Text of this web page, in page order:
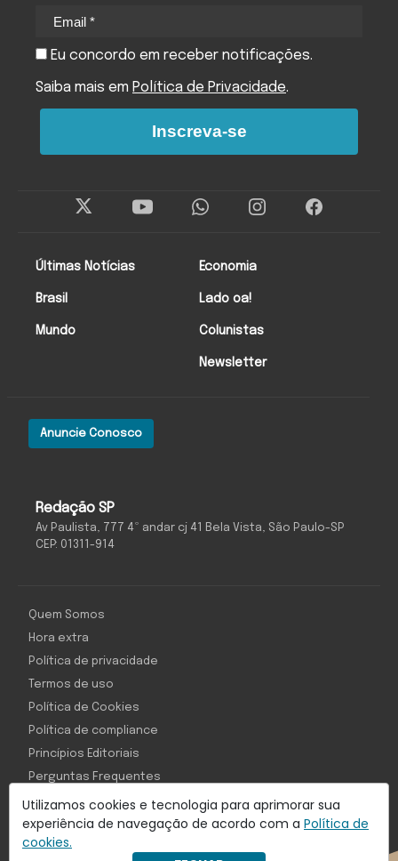
Utilizamos cookies e tecnologia para aprimorar sua
experiência de navegação de acordo com a Política de
cookies.
Redação SP
Av Paulista, 777 4º andar cj 41 Bela Vista, São Paulo-SP
CEP: 01311-914
Anuncie Conosco
Últimas Notícias
Brasil
Mundo
Economia
Lado oa!
Colunistas
Newsletter
Eu concordo em receber notificações.
Saiba mais em Política de Privacidade.
Inscreva-se
Com inteligência e tecnologia:
Quem Somos
Hora extra
Política de privacidade
Termos de uso
Política de Cookies
Política de compliance
Princípios Editoriais
Perguntas Frequentes